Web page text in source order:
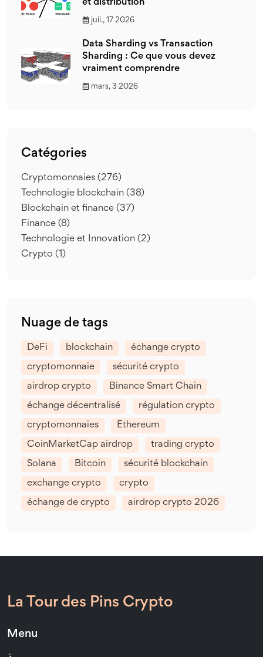
et distribution
juil., 17 2026
Data Sharding vs Transaction
Sharding : Ce que vous devez
vraiment comprendre
mars, 3 2026
Catégories
Cryptomonnaies (276)
Technologie blockchain (38)
Blockchain et finance (37)
Finance (8)
Technologie et Innovation (2)
Crypto (1)
Nuage de tags
DeFi blockchain échange crypto
cryptomonnaie sécurité crypto
airdrop crypto Binance Smart Chain
échange décentralisé régulation crypto
cryptomonnaies Ethereum
CoinMarketCap airdrop trading crypto
Solana Bitcoin sécurité blockchain
exchange crypto crypto
échange de crypto airdrop crypto 2026
La Tour des Pins Crypto
Menu